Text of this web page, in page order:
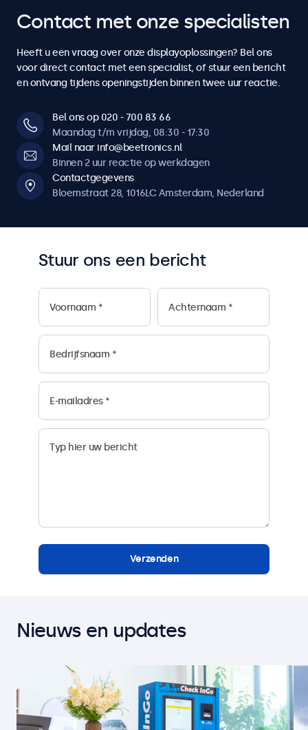
7
8
9
0
7
8
9
0
7
8
9
0
7
8
9
0
7
8
9
0
6
7
8
9
0
6
7
8
9
0
6
7
8
9
0
6
7
8
9
0
6
7
8
9
0
6
7
8
9
0
6
7
8
9
0
4
5
6
7
8
9
4
5
6
7
8
9
0
Contact met onze specialisten
Heeft u een vraag over onze displayoplossingen? Bel ons
voor direct contact met een specialist, of stuur een bericht
en ontvang tijdens openingstijden binnen twee uur reactie.
Bel ons op 020 - 700 83 66
Maandag t/m vrijdag, 08:30 - 17:30
Mail naar info@beetronics.nl
Binnen 2 uur reactie op werkdagen
Contactgegevens
Bloemstraat 28, 1016LC Amsterdam, Nederland
Stuur ons een bericht
Verzenden
Nieuws en updates